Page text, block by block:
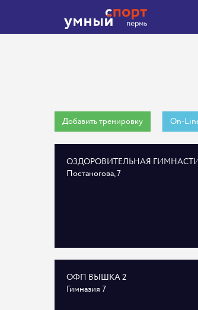
Добавить тренировку On-
ОЗДОРОВИТЕЛЬНАЯ
Постаногова, 7
ОФП ВЫШКА 2
Гимназия 7